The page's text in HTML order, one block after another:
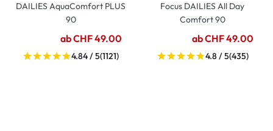
DAILIES AquaComfort PLUS
90
ab CHF 49.00
4.84 / 5(1121)
Focus DAILIES All Day
Comfort 90
ab CHF 49.00
4.8 / 5(435)